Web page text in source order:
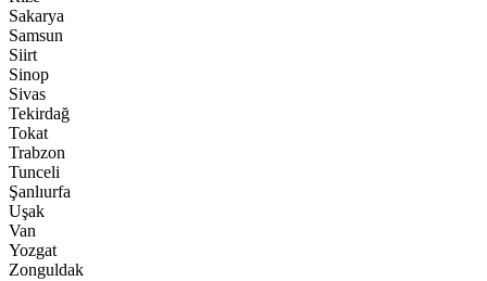
Sakarya
Samsun
Siirt
Sinop
Sivas
Tekirdağ
Tokat
Trabzon
Tunceli
Şanlıurfa
Uşak
Van
Yozgat
Zonguldak